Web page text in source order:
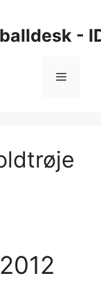
-
Menu